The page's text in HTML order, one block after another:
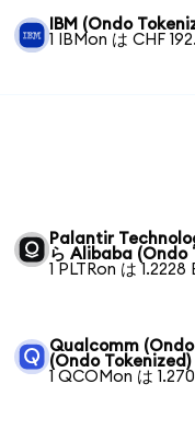
IBM (Ondo
1 IBMon は CHF
Palantir
ら Alibaba (Ondo
1 PLTRon は
Qualcomm
(Ondo Tokenized)
1 QCOMon は